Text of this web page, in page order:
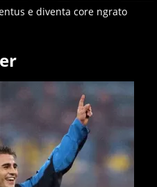
e diventa core ngrato